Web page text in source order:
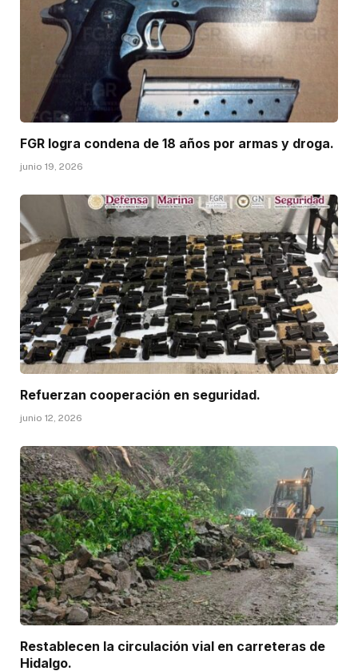
FGR logra condena de 18 años por armas y droga.
junio 19, 2026
Refuerzan cooperación en seguridad.
junio 12, 2026
Restablecen la circulación vial en carreteras de
Hidalgo.